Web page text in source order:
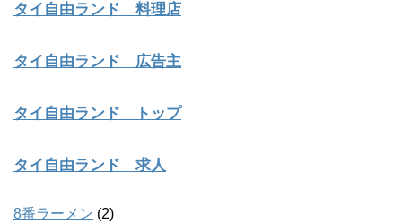
タイ自由ランド 料理店
タイ自由ランド 広告主
タイ自由ランド トップ
タイ自由ランド 求人
8番ラーメン (2)